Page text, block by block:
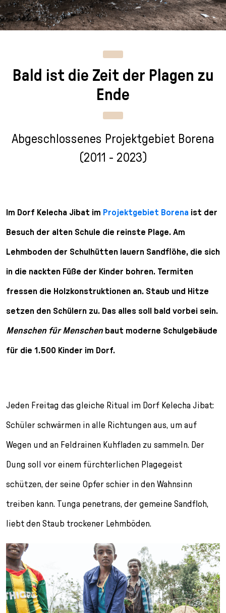
g
r
e
n
n
g
e
l
c
i
o
l
s
p
e
Bald ist die Zeit der Plagen zu
Ende
Abgeschlossenes Projektgebiet Borena
(2011 - 2023)
Im Dorf Kelecha Jibat im Projektgebiet Borena ist der
Besuch der alten Schule die reinste Plage. Am
Lehmboden der Schulhütten lauern Sandflöhe, die sich
in die nackten Füße der Kinder bohren. Termiten
fressen die Holzkonstruktionen an. Staub und Hitze
setzen den Schülern zu. Das alles soll bald vorbei sein.
Menschen für Menschen baut moderne Schulgebäude
für die 1.500 Kinder im Dorf.
Jeden Freitag das gleiche Ritual im Dorf Kelecha Jibat:
Schüler schwärmen in alle Richtungen aus, um auf
Wegen und an Feldrainen Kuhfladen zu sammeln. Der
Dung soll vor einem fürchterlichen Plagegeist
schützen, der seine Opfer schier in den Wahnsinn
treiben kann. Tunga penetrans, der gemeine Sandfloh,
liebt den Staub trockener Lehmböden.